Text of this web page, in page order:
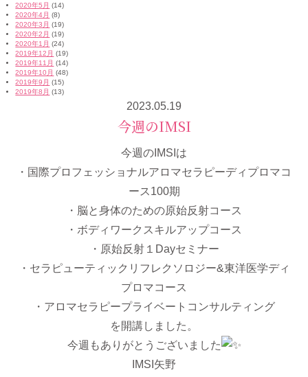
2020年5月 (14)
2020年4月 (8)
2020年3月 (19)
2020年2月 (19)
2020年1月 (24)
2019年12月 (19)
2019年11月 (14)
2019年10月 (48)
2019年9月 (15)
2019年8月 (13)
2023.05.19
今週のIMSI
今週のIMSIは
・国際プロフェッショナルアロマセラピーディプロマコ
ース100期
・脳と身体のための原始反射コース
・ボディワークスキルアップコース
・原始反射１Dayセミナー
・セラピューティックリフレクソロジー&東洋医学ディ
プロマコース
・アロマセラピープライベートコンサルティング
を開講しました。
今週もありがとうございました
IMSI矢野